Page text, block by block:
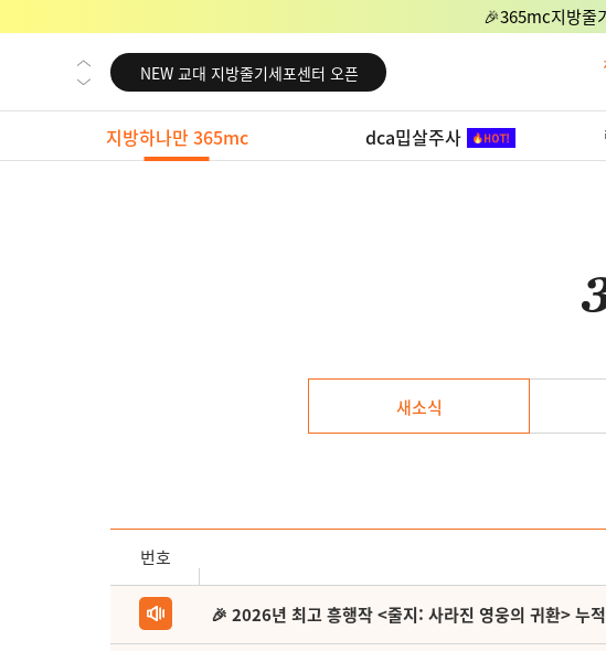
🎉365mc지방줄
NEW 교대 지방줄기세포센터 오픈
NEW 대전 지방줄기세포센터 오픈
NEW 노원 지방줄기세포센터 오픈
NEW 미국 LA점 오픈
지방하나만 365mc dca밉살주사
새소식
번호
🎉 2026년 최고 흥행작 <줄지: 사라진 영웅의 귀환> 누